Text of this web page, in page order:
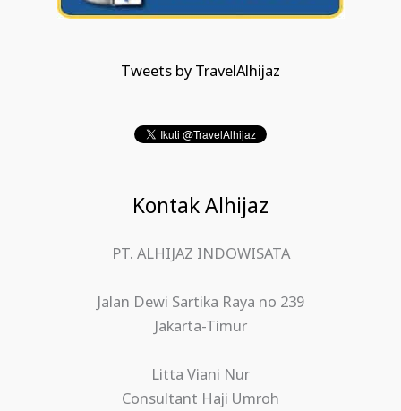
Tweets by TravelAlhijaz
Kontak Alhijaz
PT. ALHIJAZ INDOWISATA
Jalan Dewi Sartika Raya no 239
Jakarta-Timur
Litta Viani Nur
Consultant Haji Umroh